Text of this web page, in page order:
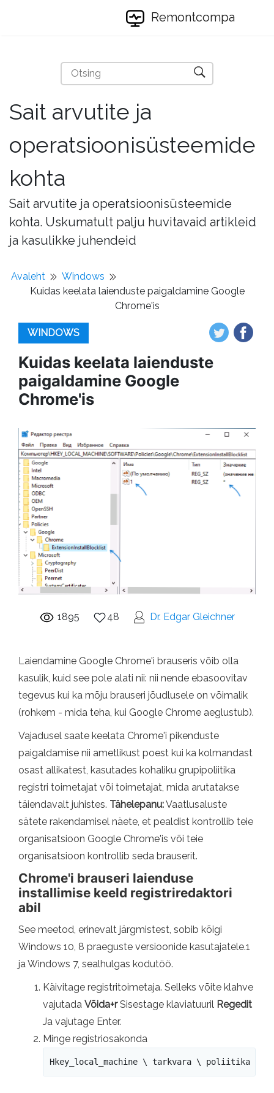
Remontcompa
Sait arvutite ja
operatsioonisüsteemide
kohta
Sait arvutite ja operatsioonisüsteemide
kohta. Uskumatult palju huvitavaid artikleid
ja kasulikke juhendeid
Avaleht
Windows
Kuidas keelata laienduste paigaldamine Google
Chrome'is
WINDOWS
Kuidas keelata laienduste
paigaldamine Google
Chrome'is
1895 48 Dr. Edgar Gleichner
Laiendamine Google Chrome'i brauseris võib olla
kasulik, kuid see pole alati nii: nii nende ebasoovitav
tegevus kui ka mõju brauseri jõudlusele on võimalik
(rohkem - mida teha, kui Google Chrome aeglustub).
Vajadusel saate keelata Chrome'i pikenduste
paigaldamise nii ametlikust poest kui ka kolmandast
osast allikatest, kasutades kohaliku grupipoliitika
registri toimetajat või toimetajat, mida arutatakse
täiendavalt juhistes. Tähelepanu:Vaatlusaluste
sätete rakendamisel näete, et pealdist kontrollib teie
organisatsioon Google Chrome'is või teie
organisatsioon kontrollib seda brauserit.
Chrome'i brauseri laienduse
installimise keeld registriredaktori
abil
See meetod, erinevalt järgmistest, sobib kõigi
Windows 10, 8 praeguste versioonide kasutajatele.1
ja Windows 7, sealhulgas kodutöö.
Käivitage registritoimetaja. Selleks võite klahve
vajutada Võida+rSisestage klaviatuuril Regedit
Ja vajutage Enter.
Minge registriosakonda
Hkey_local_machine \ tarkvara \ poliitika